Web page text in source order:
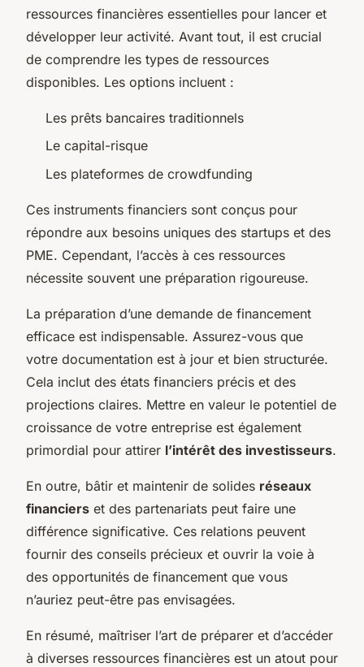
ressources financières essentielles pour lancer et
développer leur activité. Avant tout, il est crucial
de comprendre les types de ressources
disponibles. Les options incluent :
Les prêts bancaires traditionnels
Le capital-risque
Les plateformes de crowdfunding
Ces instruments financiers sont conçus pour
répondre aux besoins uniques des startups et des
PME. Cependant, l’accès à ces ressources
nécessite souvent une préparation rigoureuse.
La préparation d’une demande de financement
efficace est indispensable. Assurez-vous que
votre documentation est à jour et bien structurée.
Cela inclut des états financiers précis et des
projections claires. Mettre en valeur le potentiel de
croissance de votre entreprise est également
primordial pour attirer l’intérêt des investisseurs.
En outre, bâtir et maintenir de solides réseaux
financiers et des partenariats peut faire une
différence significative. Ces relations peuvent
fournir des conseils précieux et ouvrir la voie à
des opportunités de financement que vous
n’auriez peut-être pas envisagées.
En résumé, maîtriser l’art de préparer et d’accéder
à diverses ressources financières est un atout pour